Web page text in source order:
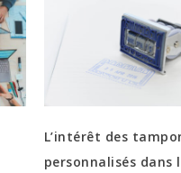
L’intérêt des
personnalisés dans